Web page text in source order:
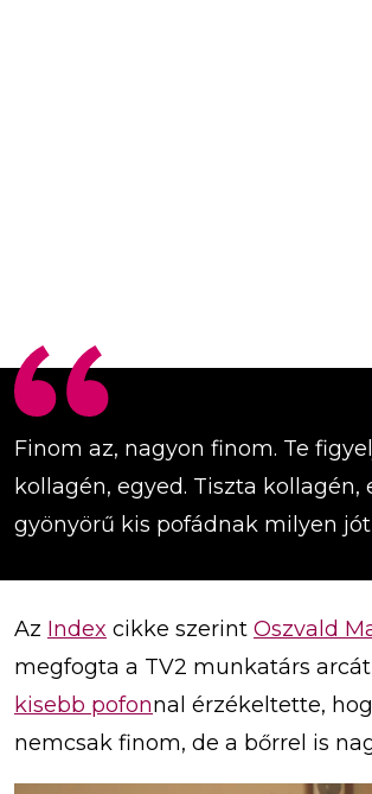
Finom az, nagyon finom. Te
kollagén, egyed. Tiszta kollagén,
gyönyörű kis pofádnak milyen
Az Index cikke szerint Oszvald
megfogta a TV2 munkatárs
kisebb pofonnal érzékeltette,
nemcsak finom, de a bőrrel is